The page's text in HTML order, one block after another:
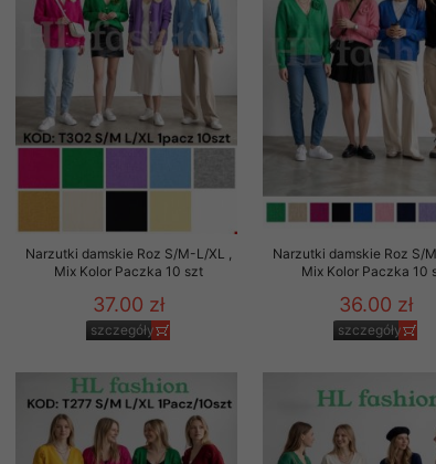
Narzutki damskie Roz S/M-L/XL ,
Mix Kolor Paczka 10 szt
37.00 zł
szczegóły
Narzutki damskie Roz S/
Mix Kolor Paczka 10
36.00 zł
szczegóły